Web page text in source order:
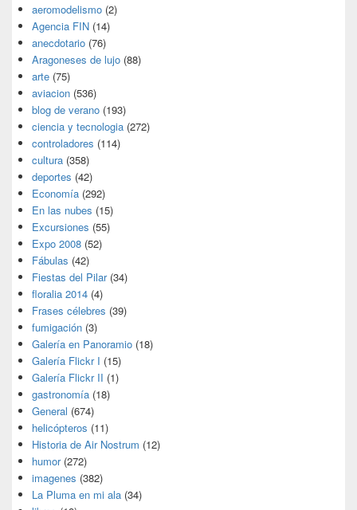
aeromodelismo (2)
Agencia FIN (14)
anecdotario (76)
Aragoneses de lujo (88)
arte (75)
aviacion (536)
blog de verano (193)
ciencia y tecnologia (272)
controladores (114)
cultura (358)
deportes (42)
Economía (292)
En las nubes (15)
Excursiones (55)
Expo 2008 (52)
Fábulas (42)
Fiestas del Pilar(34)
floralia 2014 (4)
Frases célebres (39)
fumigación (3)
Galería en Panoramio (18)
Galería Flickr I (15)
Galería Flickr II (1)
gastronomía (18)
General (674)
helicópteros (11)
Historia de Air Nostrum (12)
humor(272)
imagenes (382)
La Pluma en mi ala (34)